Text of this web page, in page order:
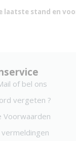
laatste stand en
of bel ons
vergeten ?
Voorwaarden
vermeldingen